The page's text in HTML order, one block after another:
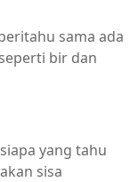
sama ada
bir dan
yang tahu
sisa